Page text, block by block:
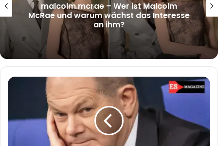
malcolm.mcrae – Wer ist Malcolm
McRae und warum wächst das Interesse
an ihm?
Olaf
Was